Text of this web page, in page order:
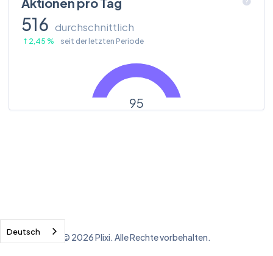
516 durchschnittlich
2,45 % seit der letzten Periode
© 2026 Plixi. Alle Rechte vorbehalten.
Deutsch